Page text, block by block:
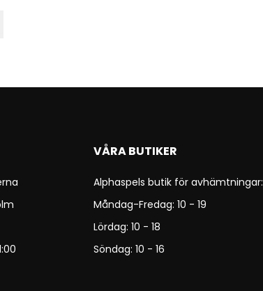
VÅRA BUTIKER
Alphaspels butik för avhämtningar:
Måndag-Fredag: 10 - 19
Lördag: 10 - 18
Söndag: 10 - 16